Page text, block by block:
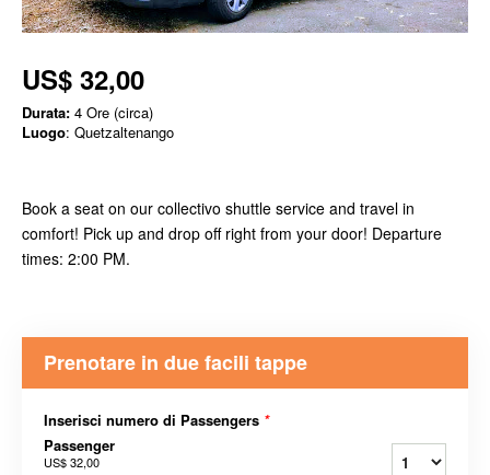
US$ 32,00
Durata: 4 Ore (circa)
Luogo: Quetzaltenango
Book a seat on our collectivo shuttle service and travel in
comfort! Pick up and drop off right from your door! Departure
times: 2:00 PM.
Prenotare in due facili tappe
Inserisci numero di Passengers *
Passenger
US$ 32,00